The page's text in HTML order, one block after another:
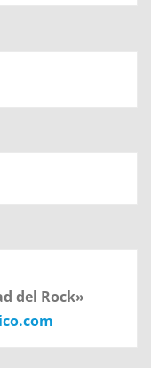
del Rock»